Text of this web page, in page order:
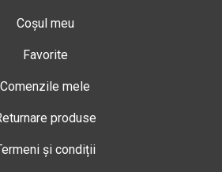
Coșul meu
Favorite
Comenzile mele
produse
și condiții